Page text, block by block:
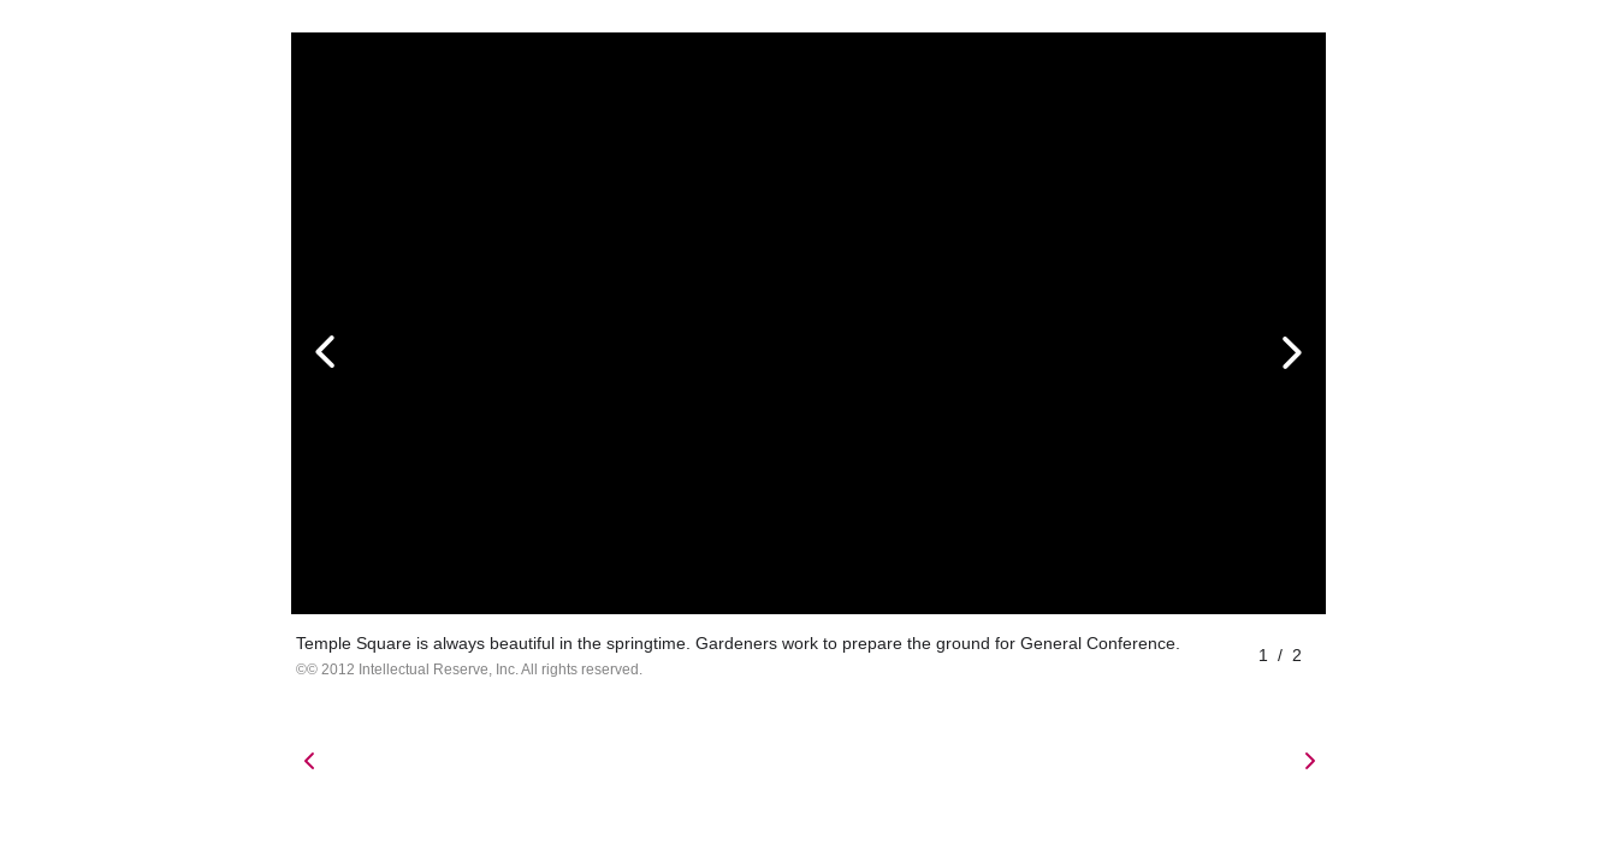
Temple Square is always beautiful in the springtime. Gardeners work to prepare the ground for General Conference.
© 2012 Intellectual Reserve, Inc. All rights reserved.
1 / 2